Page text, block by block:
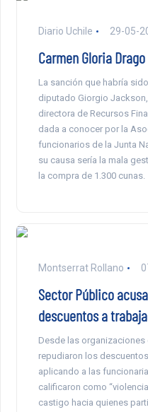
Diario Uchile 29-05-
Carmen Gloria
La sanción que habría
diputado Giorgio
directora de Recursos
dada a conocer por la
funcionarios de la Junta
su causa sería la mala
la compra de 1.300 cunas.
Montserrat Rollano
Sector Público
descuentos a
Desde las
repudiaron los
aplicando a las
calificaron como
castigo hacia quienes